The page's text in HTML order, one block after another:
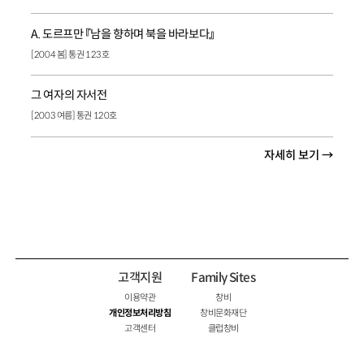
A. 도르프만 『남을 향하며 북을 바라보다』
[2004 봄] 통권 123호
그 여자의 자서전
[2003 여름] 통권 120호
자세히 보기 →
고객지원
이용약관
개인정보처리방침
고객센터
Family Sites
창비
창비문화재단
클럽창비